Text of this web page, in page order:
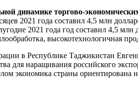
динамике торгово-
2021 года составил 4,5 млн
2021 года год составил 4,5
высокотехнологичная
в Республике Таджикистан
для наращивания российского
экономика страны